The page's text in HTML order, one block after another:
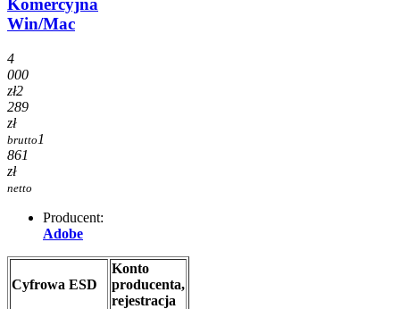
Komercyjna
Win/Mac
4
000
zł2
289
zł
brutto 1
861
zł
netto
Producent:
Adobe
Cyfrowa ESD
Konto
producenta,
rejestracja